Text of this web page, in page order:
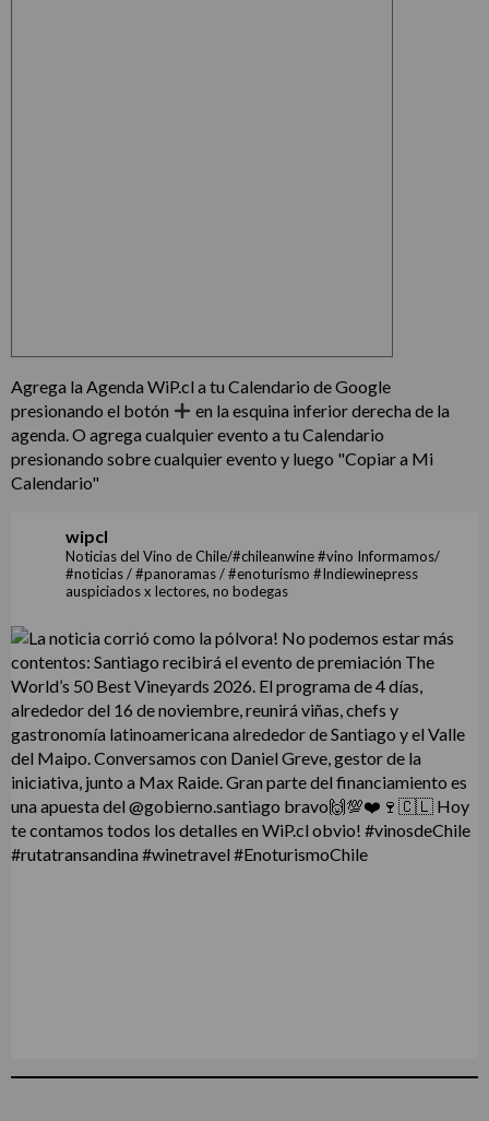
Agrega la Agenda WiP.cl a tu Calendario de Google
presionando el botón
en la esquina inferior derecha de la
agenda. O agrega cualquier evento a tu Calendario
presionando sobre cualquier evento y luego "Copiar a Mi
Calendario"
wipcl
Noticias del Vino de Chile/#chileanwine #vino Informamos/
#noticias / #panoramas / #enoturismo #Indiewinepress
auspiciados x lectores, no bodegas